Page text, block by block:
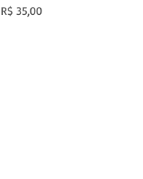
Preço
R$ 35,00